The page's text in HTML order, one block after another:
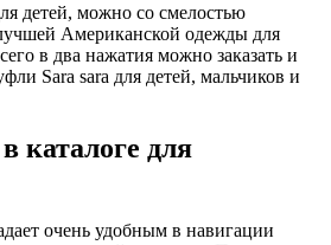
детей, можно со смелостью
Американской одежды для
в два нажатия можно заказать и
Sara sara для детей, мальчиков и
каталоге для
очень удобным в навигации